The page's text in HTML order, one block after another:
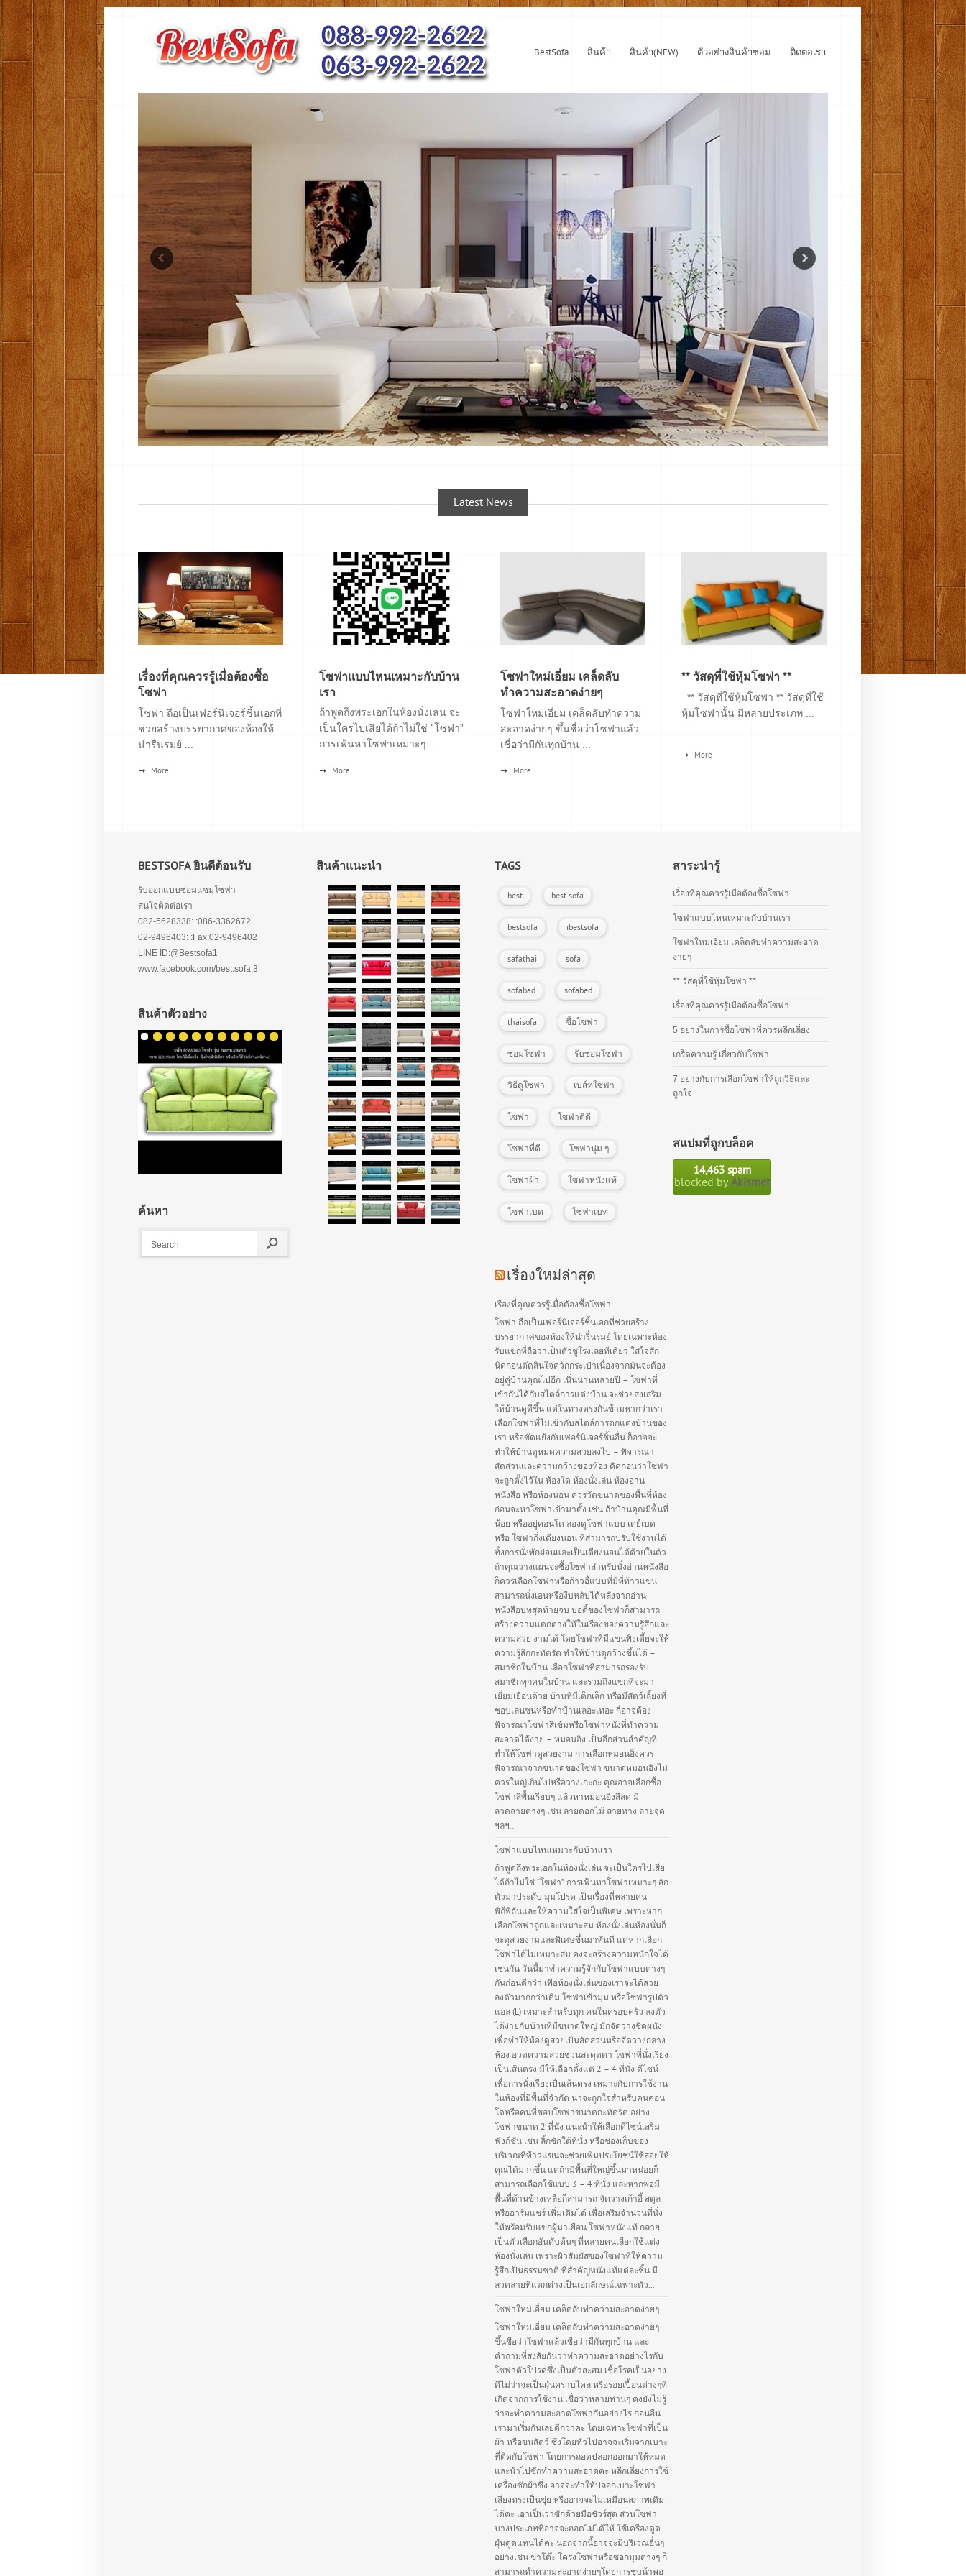
BestSofa สินค้า สินค้า(NEW) ตัวอย่างสินค้าซ่อม ติดต่อเรา
Latest News
เรื่องที่คุณควรรู้เมื่อต้องซื้อ
โซฟา
โซฟา ถือเป็นเฟอร์นิเจอร์ชิ้นเอกที่
ช่วยสร้างบรรยากาศของห้องให้
น่ารื่นรมย์ ...
More
โซฟาแบบไหนเหมาะกับบ้าน
เรา
ถ้าพูดถึงพระเอกในห้องนั่งเล่น จะ
เป็นใครไปเสียได้ถ้าไม่ใช่ “โซฟา”
การเฟ้นหาโซฟาเหมาะๆ ...
More
โซฟาใหม่เอี่ยม เคล็ดลับ
ทำความสะอาดง่ายๆ
โซฟาใหม่เอี่ยม เคล็ดลับทำความ
สะอาดง่ายๆ ขึ้นชื่อว่าโซฟาแล้ว
เชื่อว่ามีกันทุกบ้าน ...
More
** วัสดุที่ใช้หุ้มโซฟา **
** วัสดุที่ใช้หุ้มโซฟา ** วัสดุที่ใช้
หุ้มโซฟานั้น มีหลายประเภท ...
More
BESTSOFA ยินดีต้อนรับ
รับออกแบบซ่อมแซมโซฟา
สนใจติดต่อเรา
082-5628338: :086-3362672
02-9496403: :Fax:02-9496402
LINE ID:@Bestsofa1
www.facebook.com/best.sofa.3
สินค้าตัวอย่าง
ค้นหา
สินค้าแนะนำ TAGS
best best.sofa
bestsofa ibestsofa
safathai sofa
sofabad sofabed
thaisofa ซื้อโซฟา
ซ่อมโซฟา รับซ่อมโซฟา
วิธีดูโซฟา เบส์ทโซฟา
โซฟา โซฟาดีดี
โซฟาที่ดี โซฟานุ่ม ๆ
โซฟาผ้า โซฟาหนังแท้
โซฟาเบด โซฟาเบท
เรื่องใหม่ล่าสุด
เรื่องที่คุณควรรู้เมื่อต้องซื้อโซฟา
โซฟา ถือเป็นเฟอร์นิเจอร์ชิ้นเอกที่ช่วยสร้าง
บรรยากาศของห้องให้น่ารื่นรมย์ โดยเฉพาะห้อง
รับแขกที่ถือว่าเป็นตัวชูโรงเลยทีเดียว ใส่ใจสัก
นิดก่อนตัดสินใจควักกระเป๋าเนื่องจากมันจะต้อง
อยู่คู่บ้านคุณไปอีก เนิ่นนานหลายปี – โซฟาที่
เข้ากันได้กับสไตล์การแต่งบ้าน จะช่วยส่งเสริม
ให้บ้านดูดีขึ้น แต่ในทางตรงกันข้ามหากว่าเรา
เลือกโซฟาที่ไม่เข้ากับสไตล์การตกแต่งบ้านของ
เรา หรือขัดแย้งกับเฟอร์นิเจอร์ชิ้นอื่น ก็อาจจะ
ทำให้บ้านดูหมดความสวยลงไป – พิจารณา
สัดส่วนและความกว้างของห้อง คิดก่อนว่าโซฟา
จะถูกตั้งไว้ใน ห้องใด ห้องนั่งเล่น ห้องอ่าน
หนังสือ หรือห้องนอน ควรวัดขนาดของพื้นที่ห้อง
ก่อนจะหาโซฟาเข้ามาตั้ง เช่น ถ้าบ้านคุณมีพื้นที่
น้อย หรืออยู่คอนโด ลองดูโซฟาแบบ เดย์เบด
หรือ โซฟากึ่งเตียงนอน ที่สามารถปรับใช้งานได้
ทั้งการนั่งพักผ่อนและเป็นเตียงนอนได้ด้วยในตัว
ถ้าคุณวางแผนจะซื้อโซฟาสำหรับนั่งอ่านหนังสือ
ก็ควรเลือกโซฟาหรือก้าวอี้แบบที่มีที่ท้าวแขน
สามารถนั่งเอนหรืองีบหลับได้หลังจากอ่าน
หนังสือบทสุดท้ายจบ บอดี้ของโซฟาก็สามารถ
สร้างความแตกต่างให้ในเรื่องของความรู้สึกและ
ความสวย งามได้ โดยโซฟาที่มีแขนพิงเตี้ยจะให้
ความรู้สึกกะทัดรัด ทำให้บ้านดูกว้างขึ้นได้ –
สมาชิกในบ้าน เลือกโซฟาที่สามารถรองรับ
สมาชิกทุกคนในบ้าน และรวมถึงแขกที่จะมา
เยี่ยมเยือนด้วย บ้านที่มีเด็กเล็ก หรือมีสัตว์เลี้ยงที่
ชอบเล่นซนหรือทำบ้านเลอะเทอะ ก็อาจต้อง
พิจารณาโซฟาสีเข้มหรือโซฟาหนังที่ทำความ
สะอาดได้ง่าย – หมอนอิง เป็นอีกส่วนสำคัญที่
ทำให้โซฟาดูสวยงาม การเลือกหมอนอิงควร
พิจารณาจากขนาดของโซฟา ขนาดหมอนอิงไม่
ควรใหญ่เกินไปหรือวางเกะกะ คุณอาจเลือกซื้อ
โซฟาสีพื้นเรียบๆ แล้วหาหมอนอิงสีสด มี
ลวดลายต่างๆ เช่น ลายดอกไม้ ลายทาง ลายจุด
ฯลฯ...
โซฟาแบบไหนเหมาะกับบ้านเรา
ถ้าพูดถึงพระเอกในห้องนั่งเล่น จะเป็นใครไปเสีย
ได้ถ้าไม่ใช่ “โซฟา” การเฟ้นหาโซฟาเหมาะๆ สัก
ตัวมาประดับ มุมโปรด เป็นเรื่องที่หลายคน
พิถีพิถันและให้ความใส่ใจเป็นพิเศษ เพราะหาก
เลือกโซฟาถูกและเหมาะสม ห้องนั่งเล่นห้องนั่นก็
จะดูสวยงามและพิเศษขึ้นมาทันที แต่หากเลือก
โซฟาได้ไม่เหมาะสม คงจะสร้างความหนักใจได้
เช่นกัน วันนี้มาทำความรู้จักกับโซฟาแบบต่างๆ
กันก่อนดีกว่า เพื่อห้องนั่งเล่นของเราจะได้สวย
ลงตัวมากกว่าเดิม โซฟาเข้ามุม หรือโซฟารูปตัว
แอล (L) เหมาะสำหรับทุก คนในครอบครัว ลงตัว
ได้ง่ายกับบ้านที่มีขนาดใหญ่ มักจัดวางชิดผนัง
เพื่อทำให้ห้องดูสวยเป็นสัดส่วนหรือจัดวางกลาง
ห้อง อวดความสวยชวนสะดุดตา โซฟาที่นั่งเรียง
เป็นเส้นตรง มีให้เลือกตั้งแต่ 2 – 4 ที่นั่ง ดีไซน์
เพื่อการนั่งเรียงเป็นเส้นตรง เหมาะกับการใช้งาน
ในห้องที่มีพื้นที่จำกัด น่าจะถูกใจสำหรับคนคอน
โดหรือคนที่ชอบโซฟาขนาดกะทัดรัด อย่าง
โซฟาขนาด 2 ที่นั่ง แนะนำให้เลือกดีไซน์เสริม
ฟังก์ชั่น เช่น ลิ้กชักใต้ที่นั่ง หรือช่องเก็บของ
บริเวณที่ท้าวแขนจะช่วยเพิ่มประโยชน์ใช้สอยให้
คุณได้มากขึ้น แต่ถ้ามีพื้นที่ใหญ่ขึ้นมาหน่อยก็
สามารถเลือกใช้แบบ 3 – 4 ที่นั่ง และหากพอมี
พื้นที่ด้านข้างเหลือก็สามารถ จัดวางเก้าอี้ สตูล
หรืออาร์มแชร์ เพิ่มเติมได้ เพื่อเสริมจำนวนที่นั่ง
ให้พร้อมรับแขกผู้มาเยือน โซฟาหนังแท้ กลาย
เป็นตัวเลือกอันดับต้นๆ ที่หลายคนเลือกใช้แต่ง
ห้องนั่งเล่น เพราะผิวสัมผัสของโซฟาที่ให้ความ
รู้สึกเป็นธรรมชาติ ที่สำคัญหนังแท้แต่ละชิ้น มี
ลวดลายที่แตกต่างเป็นเอกลักษณ์เฉพาะตัว...
โซฟาใหม่เอี่ยม เคล็ดลับทำความสะอาดง่ายๆ
โซฟาใหม่เอี่ยม เคล็ดลับทำความสะอาดง่ายๆ
ขึ้นชื่อว่าโซฟาแล้วเชื่อว่ามีกันทุกบ้าน และ
คำถามที่สงสัยกันว่าทำความสะอาดอย่างไรกับ
โซฟาตัวโปรดซึ่งเป็นตัวสะสม เชื้อโรคเป็นอย่าง
ดีไม่ว่าจะเป็นฝุ่นคราบไคล หรือรอยเปื้อนต่างๆที่
เกิดจากการใช้งาน เชื่อว่าหลายท่านๆ คงยังไม่รู้
ว่าจะทำความสะอาดโซฟากันอย่างไร ก่อนอื่น
เรามาเริ่มกันเลยดีกว่าคะ โดยเฉพาะโซฟาที่เป็น
ผ้า หรือขนสัตว์ ซึ่งโดยทั่วไปอาจจะเริ่มจากเบาะ
ที่ติดกับโซฟา โดยการถอดปลอกออกมาให้หมด
และนำไปซักทำความสะอาดคะ หลีกเลี่ยงการใช้
เครื่องซักผ้าซึ่ง อาจจะทำให้ปลอกเบาะโซฟา
เสียงทรงเป็นขุ่ย หรืออาจจะไม่เหมือนสภาพเดิม
ได้คะ เอาเป็นว่าซักด้วยมือชัวร์สุด ส่วนโซฟา
บางประเภทที่อาจจะถอดไม่ได้ให้ ใช้เครื่องดูด
ฝุ่นดูดแทนได้คะ นอกจากนี้อาจจะมีบริเวณอื่นๆ
อย่างเช่น ขาโต๊ะ โครงโซฟาหรือซอกมุมต่างๆ ก็
สามารถทำความสะอาดง่ายๆโดยการชุบน้าพอ
สาระน่ารู้
เรื่องที่คุณควรรู้เมื่อต้องซื้อโซฟา
โซฟาแบบไหนเหมาะกับบ้านเรา
โซฟาใหม่เอี่ยม เคล็ดลับทำความสะอาด
ง่ายๆ
** วัสดุที่ใช้หุ้มโซฟา **
เรื่องที่คุณควรรู้เมื่อต้องซื้อโซฟา
5 อย่างในการซื้อโซฟาที่ควรหลีกเลี่ยง
เกร็ดความรู้ เกี่ยวกับโซฟา
7 อย่างกับการเลือกโซฟาให้ถูกวิธีและ
ถูกใจ
สแปมที่ถูกบล็อค
14,463 spam
blocked by Akismet